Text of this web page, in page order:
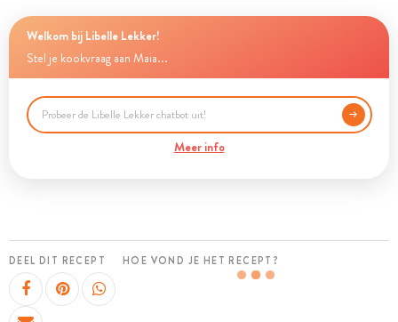
Welkom bij Libelle Lekker!
Stel je kookvraag aan Maia...
Meer info
DEEL DIT RECEPT HOE VOND JE HET RECEPT?